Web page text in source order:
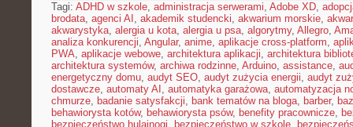
Tagi: ADHD w szkole, administracja serwerami, Adobe XD,
brodata, agenci AI , akademik studencki, akwarium morskie,
akwarystyka, alergia u kota, alergia u psa, algorytmy, Allegro,
analiza konkurencji, Angular, anime, aplikacje cross-platform,
PWA, aplikacje webowe, architektura aplikacji, architektura
architektura systemów, archiwa rodzinne, Arduino, assistance,
energetyczny domu, audyt SEO, audyt zużycia energii, audyt
dostawcze, automaty AI , automatyka garażowa, automatyzacja
chmurze, badanie satysfakcji, bank tematów na bloga, barber,
behawiorysta kotów, behawiorysta psów, benefity pracownicze,
bezpieczeństwo hulajnogi, bezpieczeństwo w szkole,